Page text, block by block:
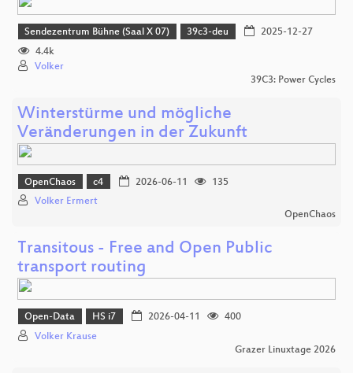
Sendezentrum Bühne (Saal X 07) 39c3-deu
2025-12-27
4.4k
Volker
39C3: Power Cycles
Winterstürme und mögliche
Veränderungen in der Zukunft
OpenChaos c4 2026-06-11
135
Volker Ermert
OpenChaos
Transitous - Free and Open Public
transport routing
Open-Data HS i7 2026-04-11
400
Volker Krause
Grazer Linuxtage 2026